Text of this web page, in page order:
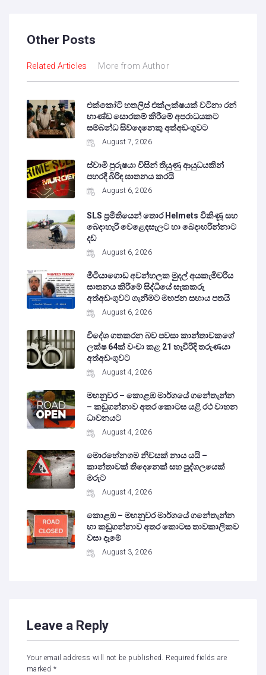
Other Posts
Related Articles More from Author
එක්කෝටි හතලිස් එක්ලක්ෂයක් වටිනා රන්
භාණ්ඩ සොරකම් කිරීමේ අපරාධයකට
සම්බන්ධ සිව්දෙනෙකු අත්අඩංගුවට
August 7, 2026
ස්වාමි පුරුෂයා විසින් තියුණු ආයුධයකින්
පහරදී බිරිඳ ඝාතනය කරයි
August 6, 2026
SLS ප්‍රමිතියෙන් තොර Helmets විකිණූ සහ
බෙදාහැරි වෙළෙඳසැලට හා බෙදාහරින්නාට
දඩ
August 6, 2026
මීටියාගොඩ අවන්හලක මුදල් අයකැමිවරිය
ඝාතනය කිරීමේ සිද්ධියේ සැකකරු
අත්අඩංගුවට ගැනීමට මහජන සහාය පතයි
August 6, 2026
විදේශ ගතකරන බව පවසා කාන්තාවකගේ
ලක්ෂ 64ක් වංචා කළ 21 හැවිරිදි තරුණයා
අත්අඩංගුවට
August 4, 2026
මහනුවර – කොළඹ මාර්ගයේ ගනේතැන්න
– කඩුගන්නාව අතර කොටස යළි රථ වාහන
ධාවනයට
August 4, 2026
මොරහේනගම නිවසක් නාය යයි –
කාන්තාවක් තිදෙනෙක් සහ පුද්ගලයෙක්
මරුට
August 4, 2026
කොළඹ – මහනුවර මාර්ගයේ ගනේතැන්න
හා කඩුගන්නාව අතර කොටස තාවකාලිකව
වසා දැමේ
August 3, 2026
Leave a Reply
Your email address will not be published. Required fields are
marked *